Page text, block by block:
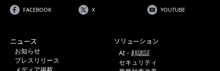
FACEBOOK X YOUTUBE
ニュース
お知らせ
プレスリリース
ソリューション
AI・顔認証
セキュリティ